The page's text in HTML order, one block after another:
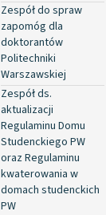
Zespół do spraw
zapomóg dla
doktorantów
Politechniki
Warszawskiej
Zespół ds.
aktualizacji
Regulaminu Domu
Studenckiego PW
oraz Regulaminu
kwaterowania w
domach studenckich
PW